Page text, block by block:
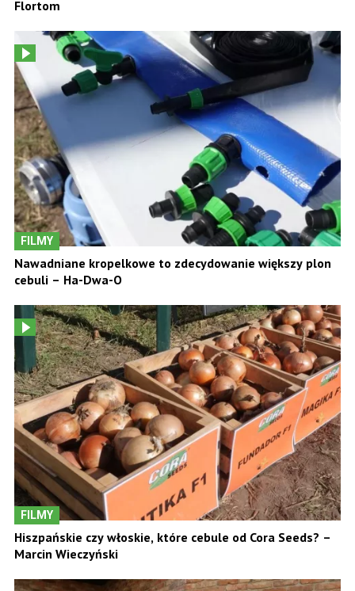
Flortom
FILMY
Nawadniane kropelkowe to zdecydowanie większy plon
cebuli – Ha-Dwa-O
FILMY
Hiszpańskie czy włoskie, które cebule od Cora Seeds? –
Marcin Wieczyński